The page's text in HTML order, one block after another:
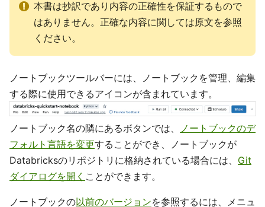
本書は抄訳であり内容の正確性を保証するもので
はありません。正確な内容に関しては原文を参照
ください。
ノートブックツールバーには、ノートブックを管理、編集
する際に使用できるアイコンが含まれています。
ノートブック名の隣にあるボタンでは、
ノートブックのデ
フォルト言語を変更することができ、ノートブックが
Databricksのリポジトリに格納されている場合には、 Git
ダイアログを開く ことができます。
ノートブックの以前のバージョンを参照するには、メニュ